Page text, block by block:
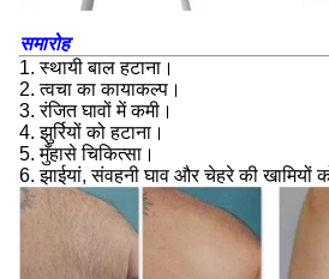
समारोह
1. स्थायी बाल हटाना।
2. त्वचा का कायाकल्प।
3. रंजित घावों में कमी।
4. झुर्रियों को हटाना।
5. मुँहासे चिकित्सा।
6. झाईयां, संवहनी घाव और चेहरे की खामियों